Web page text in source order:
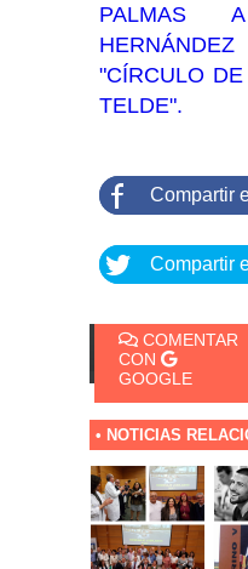
PALMAS
"CÍRCULO
TELDE".
Compartir
Compartir
COMENTAR
CON
GOOGLE
• NOTICIAS